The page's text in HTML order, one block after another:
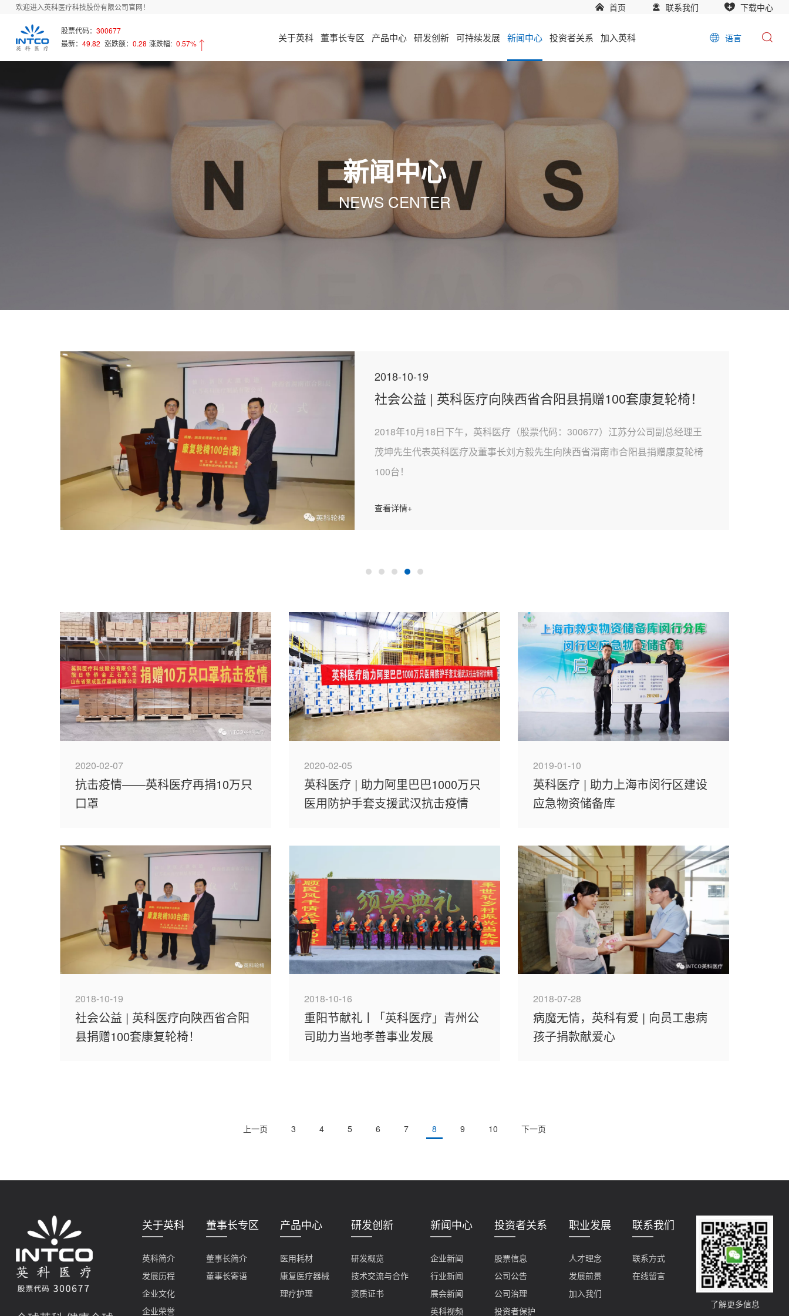
欢迎进入英科医疗科技股份有限公司官网！ 首页 联系我们 下载中心
股票代码：300677
最新：49.82 涨跌额：0.28 涨跌幅: 0.57% 语言
关于英科 董事长专区 产品中心 研发创新 可持续发展 新闻中心 投资者关系 加入英科
新闻中心
NEWS CENTER
2018-10-19
社会公益 | 英科医疗向陕西省合阳县捐赠100套康复轮椅！
2018年10月18日下午，英科医疗（股票代码：300677）江苏分公司副总经理王
茂坤先生代表英科医疗及董事长刘方毅先生向陕西省渭南市合阳县捐赠康复轮椅
100台！
查看详情+
2020-02-07
抗击疫情——英科医疗再捐10万只
口罩
2020-02-05
英科医疗 | 助力阿里巴巴1000万只
医用防护手套支援武汉抗击疫情
2019-01-10
英科医疗 | 助力上海市闵行区建设
应急物资储备库
2018-10-19
社会公益 | 英科医疗向陕西省合阳
县捐赠100套康复轮椅！
2018-10-16
重阳节献礼ㅣ「英科医疗」青州公
司助力当地孝善事业发展
2018-07-28
病魔无情，英科有爱 | 向员工患病
孩子捐款献爱心
上一页 3 4 5 6 7 8 9 10 下一页
关于英科
英科简介
发展历程
企业文化
企业荣誉
董事长专区
董事长简介
董事长寄语
产品中心
医用耗材
康复医疗器械
理疗护理
研发创新
研发概览
技术交流与合作
资质证书
新闻中心
企业新闻
行业新闻
展会新闻
英科视频
投资者关系
股票信息
公司公告
公司治理
投资者保护
职业发展
人才理念
发展前景
加入我们
联系我们
联系方式
在线留言
了解更多信息